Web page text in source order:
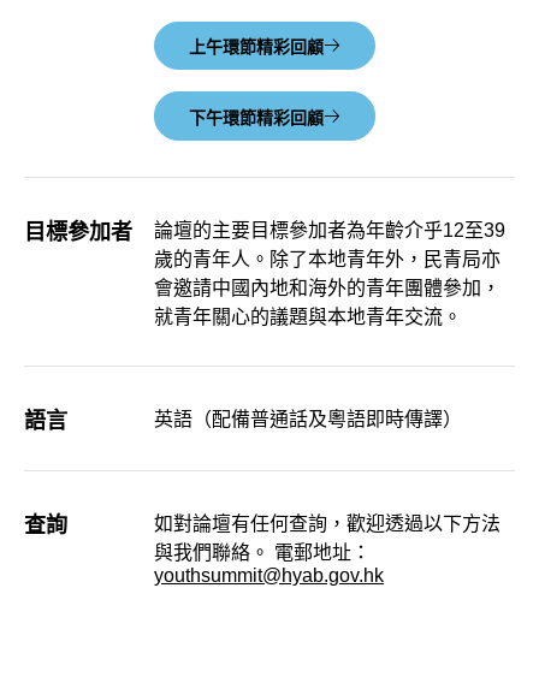
上午環節精彩回顧
下午環節精彩回顧
目標參加者
論壇的主要目標參加者為年齡介乎12至39
歲的青年人。除了本地青年外，民青局亦
會邀請中國內地和海外的青年團體參加，
就青年關心的議題與本地青年交流。
語言 英語（配備普通話及粵語即時傳譯）
查詢
如對論壇有任何查詢，歡迎透過以下方法
與我們聯絡。 電郵地址：
youthsummit@hyab.gov.hk